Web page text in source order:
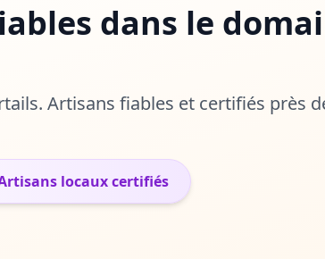
dans le
. Artisans fiables et certifiés près
locaux certifiés